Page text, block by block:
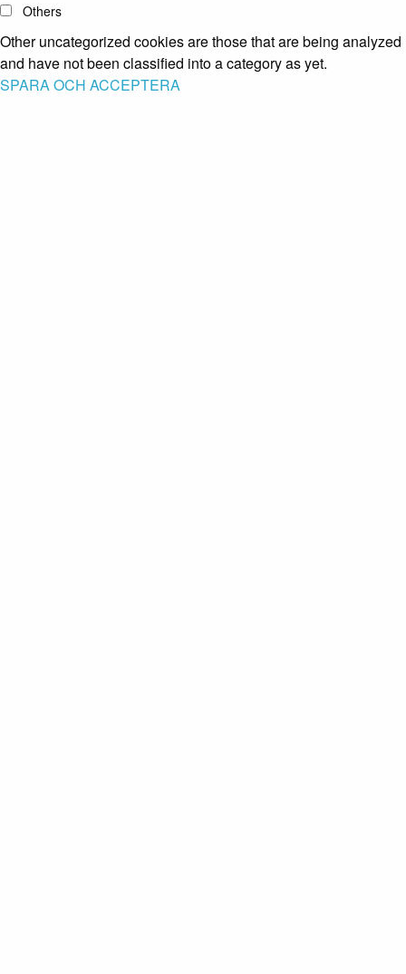
Others
Other uncategorized cookies are those that are being analyzed
and have not been classified into a category as yet.
SPARA OCH ACCEPTERA